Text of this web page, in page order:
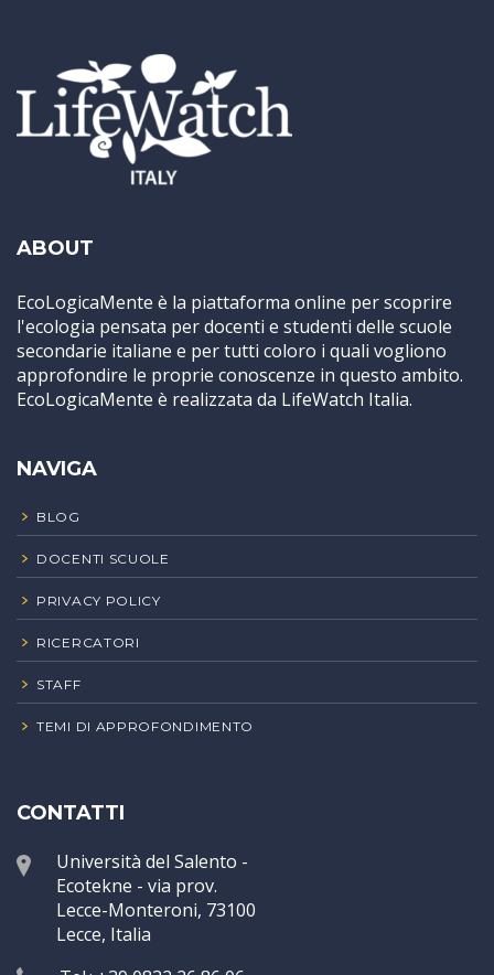
ABOUT
EcoLogicaMente è la piattaforma online per scoprire
l'ecologia pensata per docenti e studenti delle scuole
secondarie italiane e per tutti coloro i quali vogliono
approfondire le proprie conoscenze in questo ambito.
EcoLogicaMente è realizzata da LifeWatch Italia.
NAVIGA
BLOG
DOCENTI SCUOLE
PRIVACY POLICY
RICERCATORI
STAFF
TEMI DI APPROFONDIMENTO
CONTATTI
Università del Salento -
Ecotekne - via prov.
Lecce-Monteroni, 73100
Lecce, Italia